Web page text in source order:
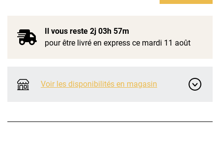
Il vous reste 2j 03h 57m
pour être livré en express ce mardi 11 août
Voir les disponibilités en magasin